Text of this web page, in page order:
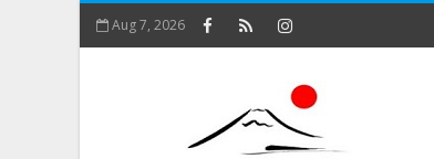
Aug 7, 2026